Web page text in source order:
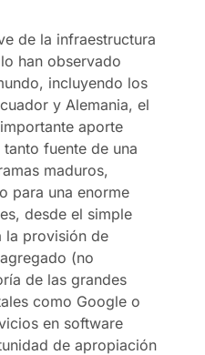
de la infraestructura
han observado
incluyendo los
y Alemania, el
aporte
fuente de una
maduros,
para una enorme
desde el simple
la provisión de
(no
de las grandes
como Google o
en software
de apropiación